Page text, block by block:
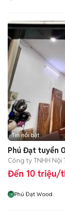
Tin nổi bật
Phú Đạt tuyển
Công ty TNHH
Đến 10 triệu/
Phú Đạt Wood